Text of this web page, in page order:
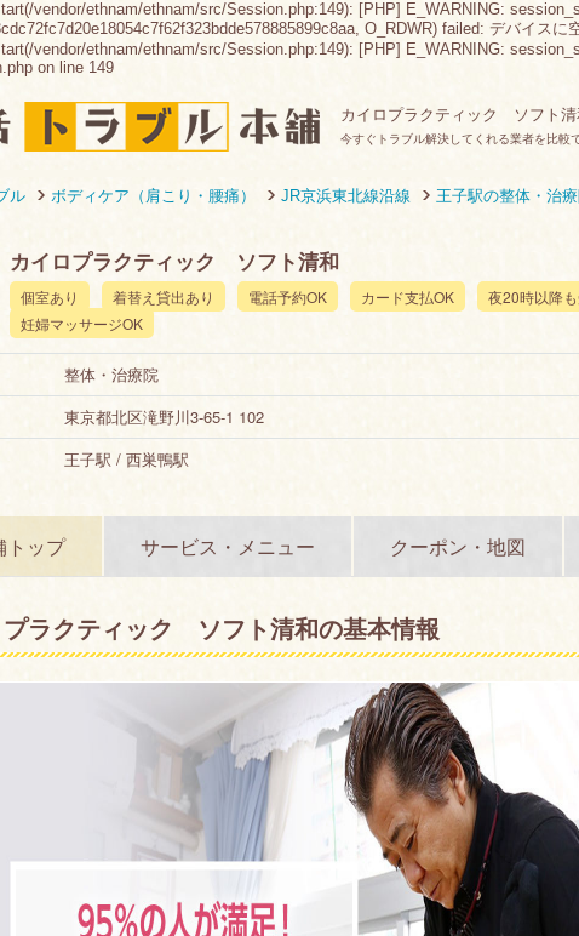
vendor/ethnam/ethnam/src/Session.php:149): [PHP] E_WARNING:
O_RDWR) failed: デバイス
vendor/ethnam/ethnam/src/Session.php:149): [PHP] E_WARNING:
on line 149
カイロプラクティック ソフト
今すぐトラブル解決してくれる業者を比較
ル ボディケア（肩こり・腰痛） JR京浜東北線沿線 王子駅の整体・治
カイロプラクティック ソフト清和
個室あり 着替え貸出あり 電話予約OK カード支払OK
夜20時以降
妊婦マッサージOK
整体・治療院
東京都北区滝野川3-65-1 102
王子駅 / 西巣鴨駅
トップ サービス・メニュー クーポン・地図
プラクティック ソフト清和の基本情報